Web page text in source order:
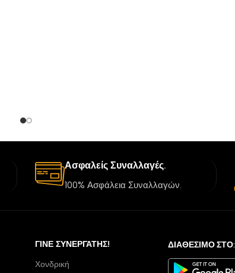
Ασφαλείς Συναλλαγές.
100% Ασφάλεια Συναλλαγών.
ΓΊΝΕ ΣΥΝΕΡΓΆΤΗΣ!
Χονδρική
ΔΙΑΘΕΣΙΜΟ ΣΤΟ: